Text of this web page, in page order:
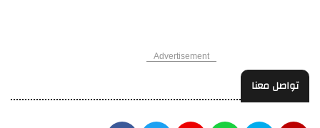
Advertisement
تواصل معنا